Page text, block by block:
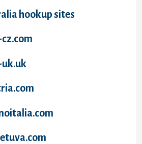
hookup sites